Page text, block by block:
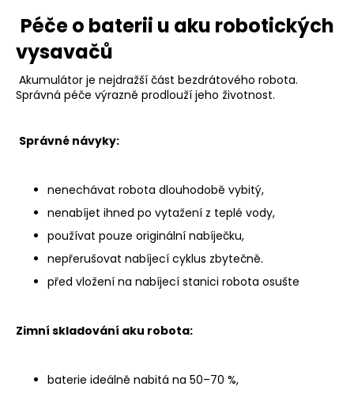
Péče o baterii u aku robotických
vysavačů
Akumulátor je nejdražší část bezdrátového robota.
Správná péče výrazně prodlouží jeho životnost.
Správné návyky:
nenechávat robota dlouhodobě vybitý,
nenabíjet ihned po vytažení z teplé vody,
používat pouze originální nabíječku,
nepřerušovat nabíjecí cyklus zbytečně.
před vložení na nabíjecí stanici robota osušte
Zimní skladování aku robota:
baterie ideálně nabitá na 50–70 %,